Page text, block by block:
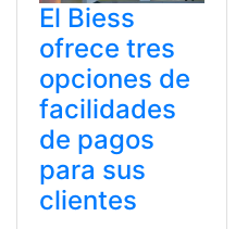
El Biess
ofrece tres
opciones de
facilidades
de pagos
para sus
clientes